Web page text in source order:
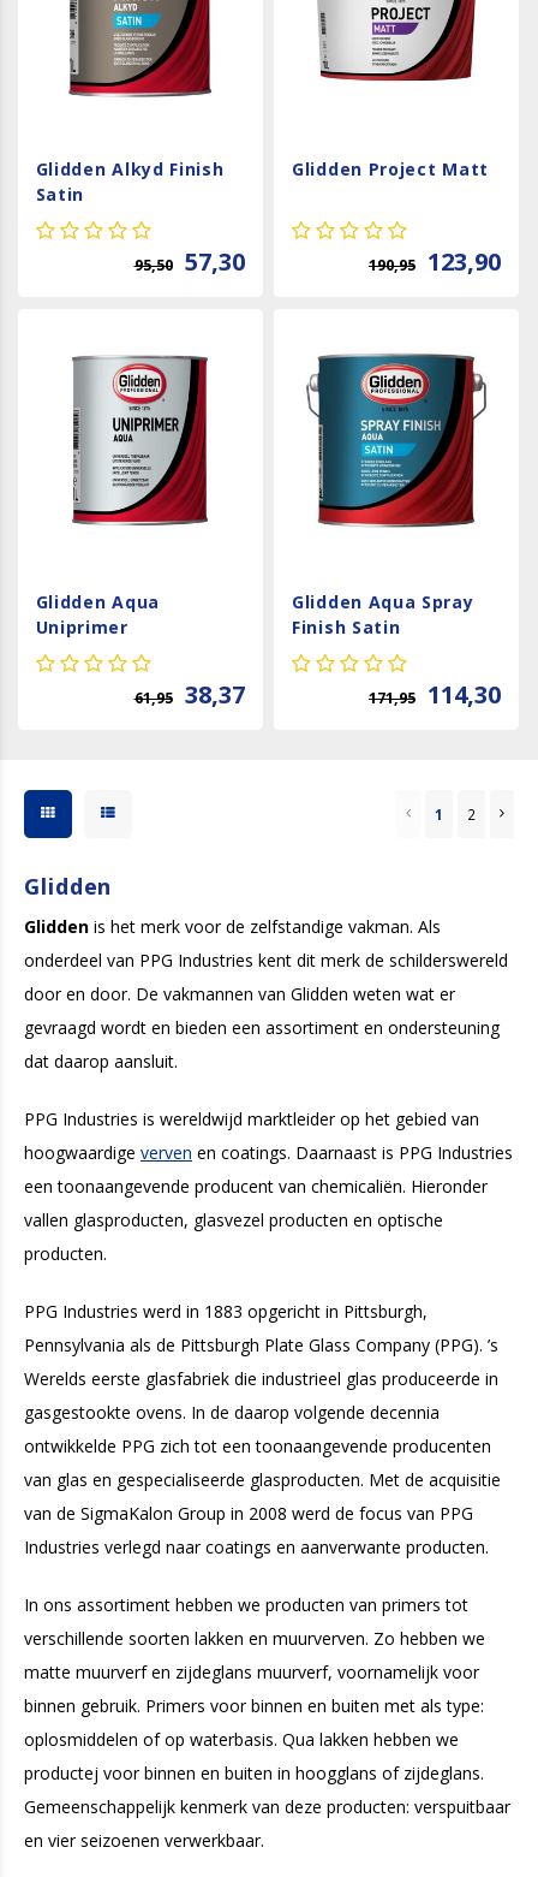
Glidden Alkyd Finish
Satin
95,50 57,30
Glidden Project Matt
190,95 123,90
Glidden Aqua
Uniprimer
61,95 38,37
Glidden Aqua Spray
Finish Satin
171,95 114,30
1 2
Glidden
Glidden is het merk voor de zelfstandige vakman. Als
onderdeel van PPG Industries kent dit merk de schilderswereld
door en door. De vakmannen van Glidden weten wat er
gevraagd wordt en bieden een assortiment en ondersteuning
dat daarop aansluit.
PPG Industries is wereldwijd marktleider op het gebied van
hoogwaardige verven en coatings. Daarnaast is PPG Industries
een toonaangevende producent van chemicaliën. Hieronder
vallen glasproducten, glasvezel producten en optische
producten.
PPG Industries werd in 1883 opgericht in Pittsburgh,
Pennsylvania als de Pittsburgh Plate Glass Company (PPG). ’s
Werelds eerste glasfabriek die industrieel glas produceerde in
gasgestookte ovens. In de daarop volgende decennia
ontwikkelde PPG zich tot een toonaangevende producenten
van glas en gespecialiseerde glasproducten. Met de acquisitie
van de SigmaKalon Group in 2008 werd de focus van PPG
Industries verlegd naar coatings en aanverwante producten.
In ons assortiment hebben we producten van primers tot
verschillende soorten lakken en muurverven. Zo hebben we
matte muurverf en zijdeglans muurverf, voornamelijk voor
binnen gebruik. Primers voor binnen en buiten met als type:
oplosmiddelen of op waterbasis. Qua lakken hebben we
productej voor binnen en buiten in hoogglans of zijdeglans.
Gemeenschappelijk kenmerk van deze producten: verspuitbaar
en vier seizoenen verwerkbaar.